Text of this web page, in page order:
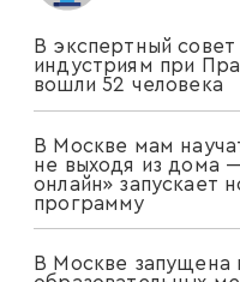
В экспертный
индустриям при
вошли 52 человека
В Москве мам
не выходя из дома
онлайн» запускает
программу
В Москве запущена